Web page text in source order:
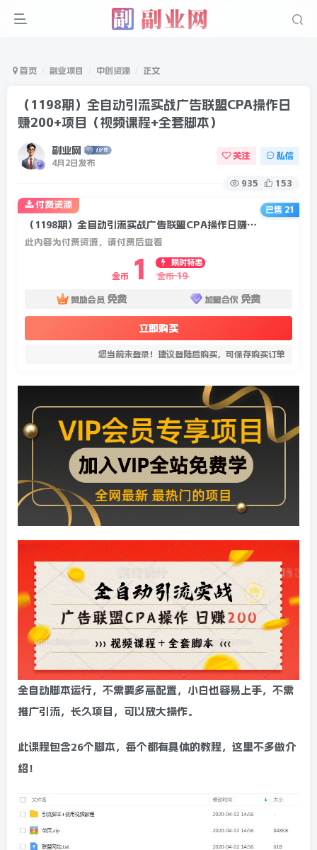
首页 副业项目 中创资源 正文
（1198期）全自动引流实战广告联盟CPA操作日
赚200+项目（视频课程+全套脚本）
副业网
4月2日发布
关注 私信
935 153
（1198期）全自动引流实战广告联盟CPA操作日赚200+项目（视频课程+全套脚本）
此内容为付费资源，请付费后查看
金币 1
限时特惠
金币 19
赞助会员 免费 加盟合伙 免费
立即购买
您当前未登录！建议登陆后购买，可保存购买订单
付费资源
已售 21
全自动脚本运行，不需要多高配置，小白也容易上手，不需
推广引流，长久项目，可以放大操作。
此课程包含26个脚本，每个都有具体的教程，这里不多做介
绍！